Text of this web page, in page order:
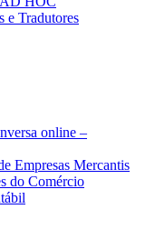
e Tradutores
online –
Empresas Mercantis
do Comércio